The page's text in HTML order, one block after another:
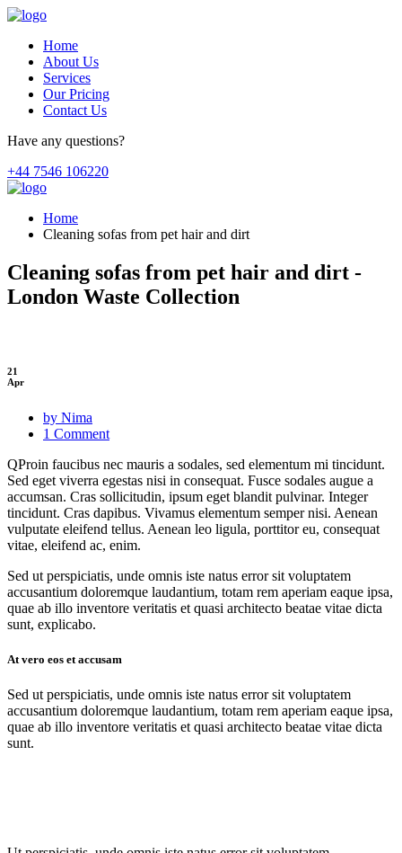
Home
About Us
Services
Our Pricing
Contact Us
Have any questions?
+44 7546 106220
Home
Cleaning sofas from pet hair and dirt
Cleaning sofas from pet hair and dirt -
London Waste Collection
21
Apr
by Nima
1 Comment
QProin faucibus nec mauris a sodales, sed elementum mi tincidunt.
Sed eget viverra egestas nisi in consequat. Fusce sodales augue a
accumsan. Cras sollicitudin, ipsum eget blandit pulvinar. Integer
tincidunt. Cras dapibus. Vivamus elementum semper nisi. Aenean
vulputate eleifend tellus. Aenean leo ligula, porttitor eu, consequat
vitae, eleifend ac, enim.
Sed ut perspiciatis, unde omnis iste natus error sit voluptatem
accusantium doloremque laudantium, totam rem aperiam eaque ipsa,
quae ab illo inventore veritatis et quasi architecto beatae vitae dicta
sunt, explicabo.
At vero eos et accusam
Sed ut perspiciatis, unde omnis iste natus error sit voluptatem
accusantium doloremque laudantium, totam rem aperiam eaque ipsa,
quae ab illo inventore veritatis et quasi architecto beatae vitae dicta
sunt.